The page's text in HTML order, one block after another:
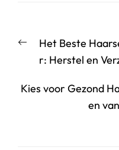
Vorige
bericht:
Het Beste
r: Herstel en
Kies voor Gezond
en